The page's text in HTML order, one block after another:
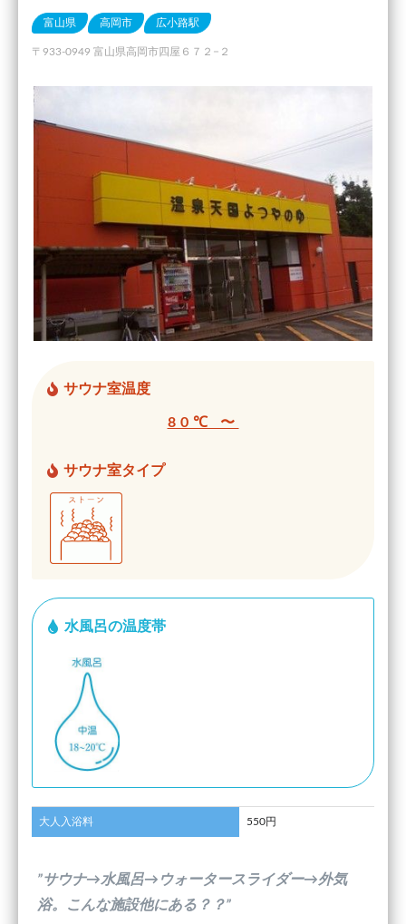
富山県 高岡市 広小路駅
〒933-0949 富山県高岡市四屋６７２−２
サウナ室温度
80℃ 〜
サウナ室タイプ
水風呂の温度帯
大人入浴料 550円
”サウナ→水風呂→ウォータースライダー→外気
浴。こんな施設他にある？？”